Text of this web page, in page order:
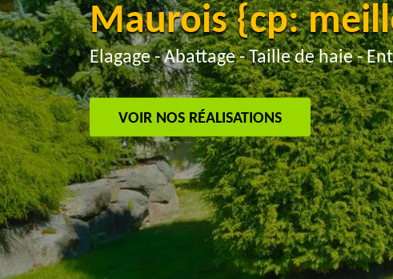
Maurois {cp:
Elagage - Abattage - Taille de haie -
VOIR NOS RÉALISATIONS